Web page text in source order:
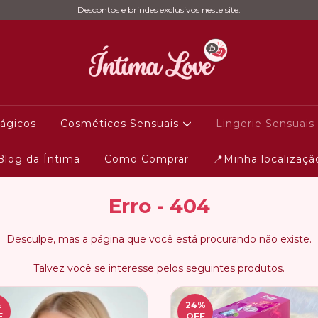
Descontos e brindes exclusivos neste site.
Cosméticos Sensuais Lingerie Sensuais
da Íntima Como Comprar 📍Minha
Erro - 404
Desculpe, mas a página que você está procurando não existe.
Talvez você se interesse pelos seguintes produtos.
24%